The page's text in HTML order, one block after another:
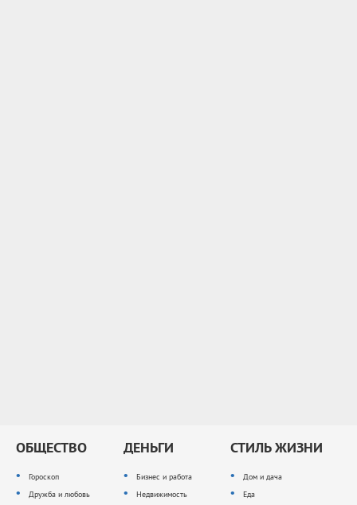
ОБЩЕСТВО
Гороскоп
Дружба и любовь
ДЕНЬГИ
Бизнес и работа
Недвижимость
СТИЛЬ ЖИЗНИ
Дом и дача
Еда